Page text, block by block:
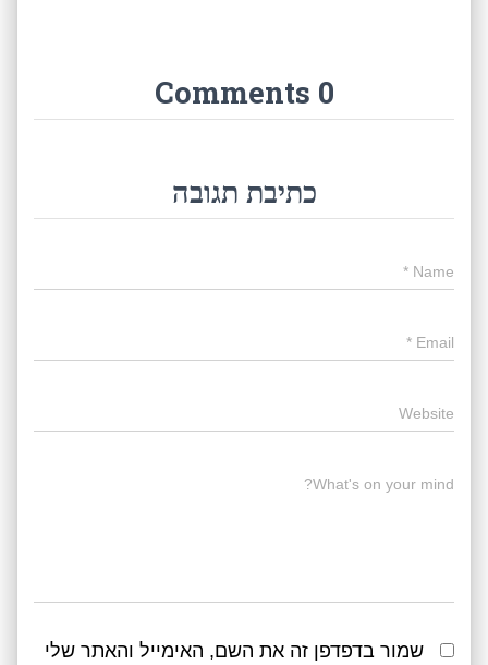
0 Comments
כתיבת תגובה
Name
*
Email
*
Website
What's on your mind?
שמור בדפדפן זה את השם, האימייל והאתר שלי